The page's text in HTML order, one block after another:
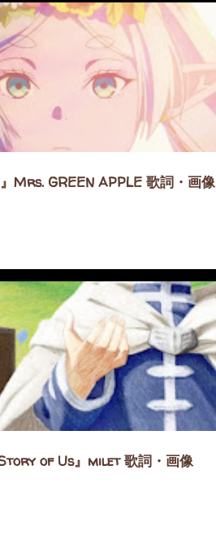
Mrs. GREEN APPLE 歌詞・画像
of Us』milet 歌詞・画像